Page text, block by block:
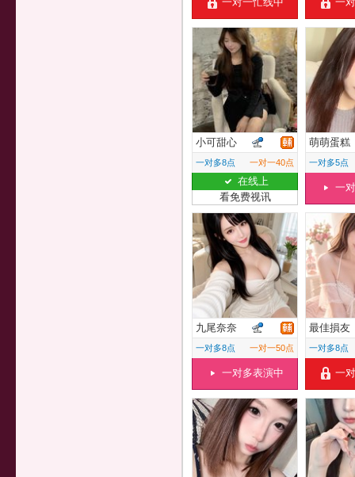
小可甜心
一对多8点 一对一40点
在线上
看免费视讯
萌萌蛋糕
一对多5点
一
九尾奈奈
一对多8点 一对一50点
一对多表演中
最佳損友
一对多8点
一